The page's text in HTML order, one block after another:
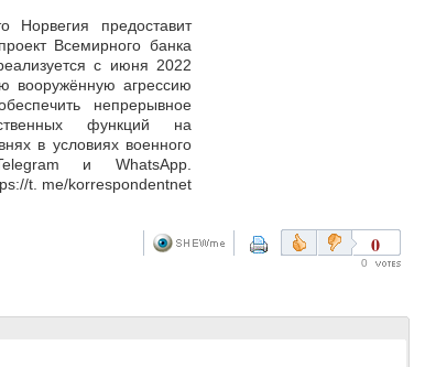
Норвегия предоставит
Всемирного банка
с июня 2022
вооружённую агрессию
непрерывное
функций на
в условиях военного
и WhatsApp.
t. me/korrespondentnet
0
0